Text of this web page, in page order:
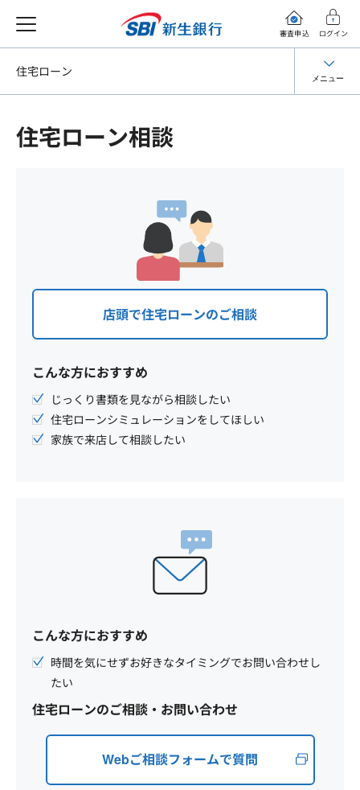
審査申込 ログイン
住宅ローン相談
店頭で住宅ローンのご相談
こんな方におすすめ
じっくり書類を見ながら相談したい
住宅ローンシミュレーションをしてほしい
家族で来店して相談したい
こんな方におすすめ
時間を気にせずお好きなタイミングでお問い合わせし
たい
住宅ローンのご相談・お問い合わせ
Webご相談フォームで質問
住宅ローン メニュー